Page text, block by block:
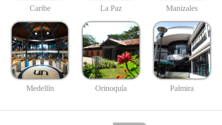
Caribe La Paz Manizales
Medellín Orinoquía Palmira